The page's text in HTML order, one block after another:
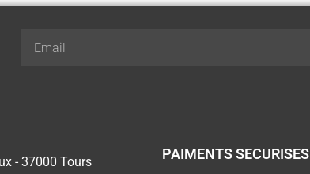
- 37000 Tours
PAIMENTS SECURISES